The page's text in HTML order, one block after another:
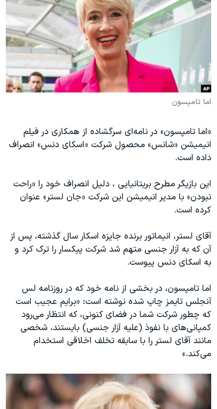
فرهنگ و زندگی
حقوق شهروندی
اسرائیل در جنگ
مستندها
انتخابات ریاست جمهوری آمریکا ۲۰۲۴
حمله جمهوری اسلامی به اسرائیل
ورزش زنان در ایران
تریبونال مردمی آبان ۹۸
دادگاه حمید نوری
قانون شفافیت دارائی کادر رهبری ایران
اعتراضات مردمی آبان ۹۸
نرگس محمدی برنده جایزه نوبل صلح
همایش محافظه‌کاران آمریکا «سی‌پک»
سفر پرزیدنت ترامپ به چین
دنبال کنید
زبانهای مختلف
اما تامپسون
«اما تامپسون» در نامه‌ای سرگشاده از همکاری در فیلم
انیمیشن «شانس» محصول شرکت «اسکای دنس» انصراف
داده است.
این بازیگر مطرح بریتانیایی ، دلیل انصراف خود را «راحت
نبودن» با مدیر انیمیشن این شرکت «جان لستر» عنوان
کرده است.
آقای لستر، انیماتور برنده جایزه اسکار سال گذشته، پس از
آن که به آزار جنسی متهم شد شرکت پیکسار را ترک کرد و
به اسکای دنس پیوست.
اما تامپسون، در بخشی از نامه خود که در روزنامه لس
آنجلس تایمز چاپ شده نوشته است: «برایم عجیب است
که چطور شرکت شما در فضای کنونی، که انتظار می‌رود
کمپانی‌های با نفوذ (علیه آزار جنسی) بایستند، شخصی
مانند آقای لستر را با سابقه تخلف اخلاقی استخدام
می‌کند.»